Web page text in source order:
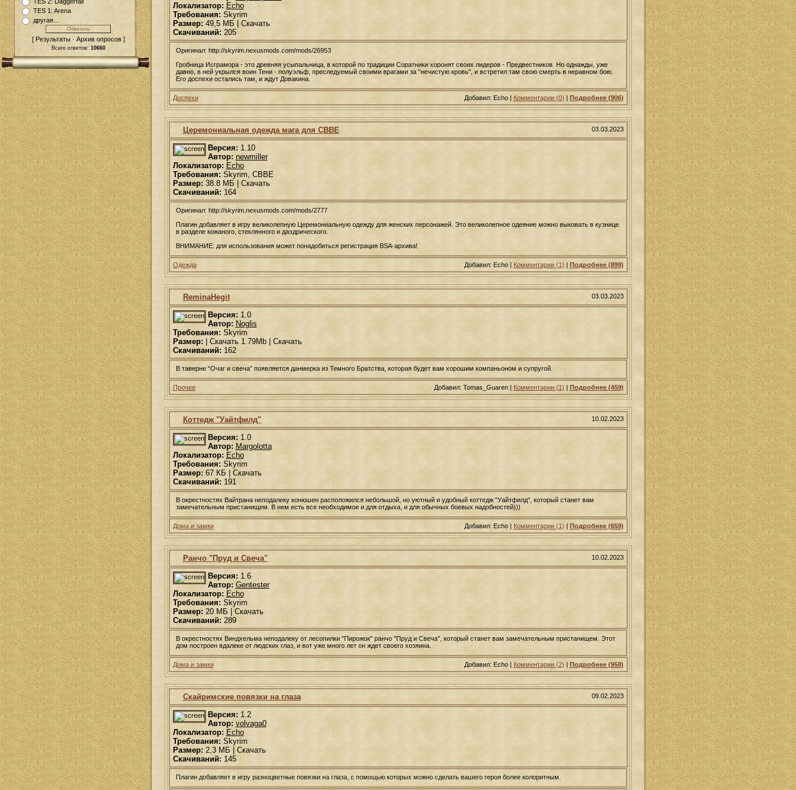
TES 1: Arena
другая...
[ Результаты · Архив опросов ]
Всего ответов: 10660
Локализатор: Echo
Требования:Skyrim
Размер:49,5 МБ | Скачать
Скачиваний: 205
Оригинал: http://skyrim.nexusmods.com/mods/26953
Гробница Исграмора - это древняя усыпальница, в которой по традиции Соратники хоронят своих лидеров - Предвестников. Но однажды, уже
давно, в ней укрылся воин Тени - полуэльф, преследуемый своими врагами за "нечистую кровь", и встретил там свою смерть в неравном бою.
Его доспехи остались там, и ждут Довакина.
Добавил: Echo | Комментарии (0) | Подробнее (906)
Доспехи
Церемониальная одежда мага для СВВЕ 03.03.2023
Версия:1.10
Автор: newmiller
Локализатор: Echo
Требования:Skyrim, CBBE
Размер:38.8 МБ | Скачать
Скачиваний: 164
Оригинал: http://skyrim.nexusmods.com/mods/2777
Плагин добавляет в игру великолепную Церемониальную одежду для женских персонажей. Это великолепное одеяние можно выковать в кузнице
в разделе кожаного, стеклянного и даэдрического.
ВНИМАНИЕ: для использования может понадобиться регистрация BSA-архива!
Добавил: Echo | Комментарии (1) | Подробнее (899)
Одежда
ReminaHegit 03.03.2023
Версия:1.0
Автор: Noglis
Требования: Skyrim
Размер: | Скачать 1.79Mb | Скачать
Скачиваний:162
В таверне “Очаг и свеча” появляется данмерка из Темного Братства, которая будет вам хорошим компаньоном и супругой.
Добавил: Tomas_Guaren | Комментарии (1) | Подробнее (459)
Прочее
Коттедж "Уайтфилд" 10.02.2023
Версия:1.0
Автор: Margolotta
Локализатор: Echo
Требования:Skyrim
Размер:67 КБ | Скачать
Скачиваний: 191
В окрестностях Вайтрана неподалеку конюшен расположился небольшой, но уютный и удобный коттедж "Уайтфилд", который станет вам
замечательным пристанищем. В нем есть все необходимое и для отдыха, и для обычных боевых надобностей)))
Добавил: Echo | Комментарии (1) | Подробнее (659)
Дома и замки
Ранчо "Пруд и Свеча" 10.02.2023
Версия:1.6
Автор: Gentester
Локализатор: Echo
Требования:Skyrim
Размер:20 МБ | Скачать
Скачиваний: 289
В окрестностях Виндхельма неподалеку от лесопилки "Пирожок" ранчо "Пруд и Свеча", который станет вам замечательным пристанищем. Этот
дом построен вдалеке от людских глаз, и вот уже много лет он ждет своего хозяина.
Добавил: Echo | Комментарии (2) | Подробнее (958)
Дома и замки
Скайримские повязки на глаза 09.02.2023
Версия:1.2
Автор: volvaga0
Локализатор: Echo
Требования:Skyrim
Размер:2,3 МБ | Скачать
Скачиваний: 145
Плагин добавляет в игру разноцветные повязки на глаза, с помощью которых можно сделать вашего героя более колоритным.